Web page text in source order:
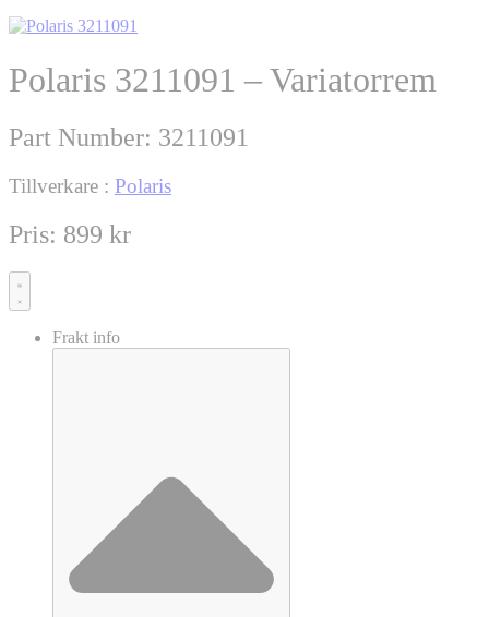
Polaris 3211091 – Variatorrem
Part Number: 3211091
Tillverkare : Polaris
Pris: 899 kr
Frakt info